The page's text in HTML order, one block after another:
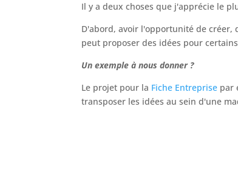
Il y a deux choses que j'apprécie le
D'abord, avoir l'opportunité de créer,
peut proposer des idées pour
Un exemple à nous donner ?
Le projet pour la Fiche Entreprise par
transposer les idées au sein d'une